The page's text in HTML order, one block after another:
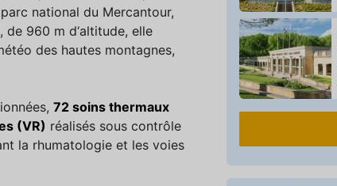
national du Mercantour,
de 960 m d‘altitude, elle
des hautes montagnes,
72 soins thermaux
(VR) réalisés sous contrôle
la rhumatologie et les voies